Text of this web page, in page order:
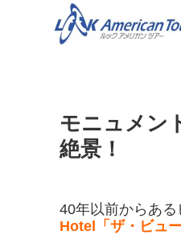
モニュメン
絶景！
40年以前からあ
Hotel「 ザ・ビュ